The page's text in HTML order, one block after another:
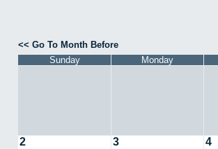
<< Go To Month Before
Sunday
Monday
2 3 4